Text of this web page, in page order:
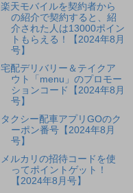
楽天モバイルを契約者から
の紹介で契約すると、紹
介された人は13000ポイン
トもらえる！【2024年8月
号】
宅配デリバリー＆テイクア
ウト「menu」のプロモー
ションコード【2024年8月
号】
タクシー配車アプリGOのク
ーポン番号【2024年8月
号】
メルカリの招待コードを使
ってポイントゲット！
【2024年8月号】